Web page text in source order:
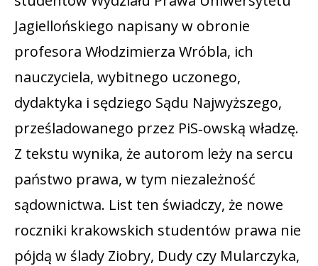
Jagiellońskiego napisany w obronie
profesora Włodzimierza Wróbla, ich
nauczyciela, wybitnego uczonego,
dydaktyka i sędziego Sądu Najwyższego,
prześladowanego przez PiS‑owską władzę.
Z tekstu wynika, że autorom leży na sercu
państwo prawa, w tym niezależność
sądownictwa. List ten świadczy, że nowe
roczniki krakowskich studentów prawa nie
pójdą w ślady Ziobry, Dudy czy Mularczyka,